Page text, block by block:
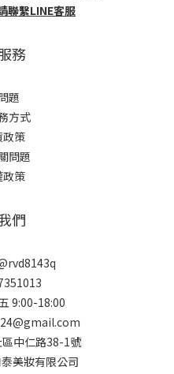
聯繫LINE客服
務
題
方式
政策
問題
政策
們
9:00-18:00
中仁路38-1號
美妝有限公司